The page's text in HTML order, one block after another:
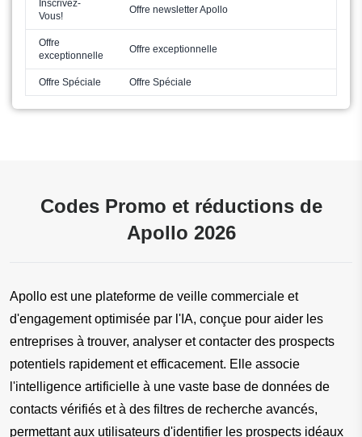
Inscrivez-
Vous!
Offre newsletter Apollo
Offre
exceptionnelle
Offre exceptionnelle
Offre Spéciale Offre Spéciale
Codes Promo et réductions de
Apollo 2026
Apollo est une plateforme de veille commerciale et
d'engagement optimisée par l'IA, conçue pour aider les
entreprises à trouver, analyser et contacter des prospects
potentiels rapidement et efficacement. Elle associe
l'intelligence artificielle à une vaste base de données de
contacts vérifiés et à des filtres de recherche avancés,
permettant aux utilisateurs d'identifier les prospects idéaux